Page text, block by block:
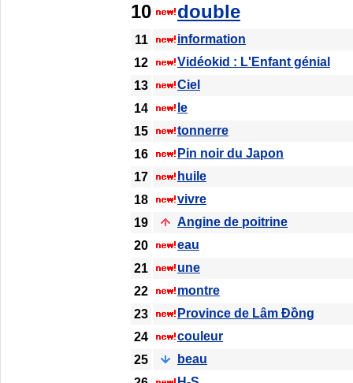
10
double
11
information
12
Vidéokid : L'Enfant génial
13
Ciel
14
le
15
tonnerre
16
Pin noir du Japon
17
huile
18
vivre
19
Angine de poitrine
20
eau
21
une
22
montre
23
Province de Lâm Đồng
24
couleur
25
beau